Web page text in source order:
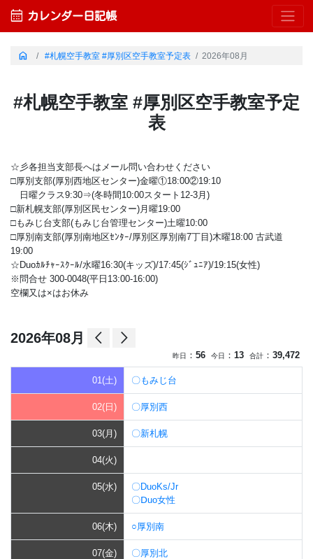
calendar_month カレンダー日記帳
home #札幌空手教室 #厚別区空手教室予定表 2026年08月
#札幌空手教室 #厚別区空手教室予定
表
☆彡各担当支部長へはメール問い合わせください
□厚別支部(厚別西地区センター)金曜①18:00②19:10
日曜クラス9:30⇒(冬時間10:00スタート12-3月)
□新札幌支部(厚別区民センター)月曜19:00
□もみじ台支部(もみじ台管理センター)土曜10:00
□厚別南支部(厚別南地区ｾﾝﾀｰ/厚別区厚別南7丁目)木曜18:00 古武道
19:00
☆Duoｶﾙﾁｬｰｽｸｰﾙ/水曜16:30(キッズ)/17:45(ｼﾞｭﾆｱ)/19:15(女性)
※問合せ 300-0048(平日13:00-16:00)
空欄又は×はお休み
2026年08月 arrow_back_ios arrow_forward_ios
昨日 ： 56 今日 ： 13 合計 ： 39,472
01(土) 〇もみじ台
02(日) 〇厚別西
03(月) 〇新札幌
04(火)
05(水)
〇DuoKs/Jr
〇Ⅾuo女性
06(木) ○厚別南
07(金) 〇厚別北